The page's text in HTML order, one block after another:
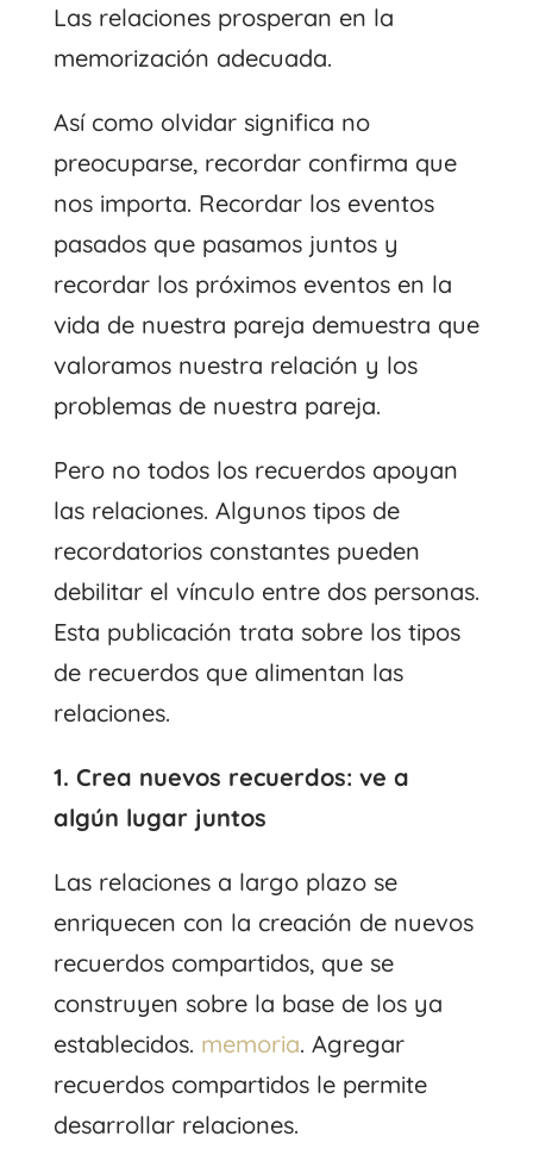
Las relaciones prosperan en la
memorización adecuada.
Así como olvidar significa no
preocuparse, recordar confirma que
nos importa. Recordar los eventos
pasados ​​que pasamos juntos y
recordar los próximos eventos en la
vida de nuestra pareja demuestra que
valoramos nuestra relación y los
problemas de nuestra pareja.
Pero no todos los recuerdos apoyan
las relaciones. Algunos tipos de
recordatorios constantes pueden
debilitar el vínculo entre dos personas.
Esta publicación trata sobre los tipos
de recuerdos que alimentan las
relaciones.
1. Crea nuevos recuerdos: ve a
algún lugar juntos
Las relaciones a largo plazo se
enriquecen con la creación de nuevos
recuerdos compartidos, que se
construyen sobre la base de los ya
establecidos. memoria. Agregar
recuerdos compartidos le permite
desarrollar relaciones.